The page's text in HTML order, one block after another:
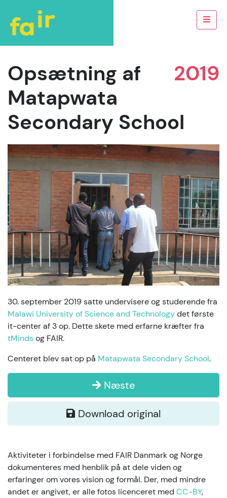
2019
Opsætning af
Matapwata
Secondary School
30. september 2019 satte undervisere og studerende fra
Malawi University of Science and Technologydet første
it-center af 3 op. Dette skete med erfarne kræfter fra
tMindsog FAIR.
Centeret blev sat op på Matapwata Secondary School.
Næste
Download original
Aktiviteter i forbindelse med FAIR Danmark og Norge
dokumenteres med henblik på at dele viden og
erfaringer om vores vision og formål. Der, med mindre
andet er angivet, er alle fotos licenceret med CC-BY,